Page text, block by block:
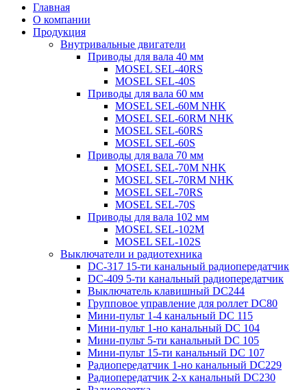
Главная
О компании
Продукция
Внутривальные двигатели
Приводы для вала 40 мм
MOSEL SEL-40RS
MOSEL SEL-40S
Приводы для вала 60 мм
MOSEL SEL-60M NHK
MOSEL SEL-60RM NHK
MOSEL SEL-60RS
MOSEL SEL-60S
Приводы для вала 70 мм
MOSEL SEL-70M NHK
MOSEL SEL-70RM NHK
MOSEL SEL-70RS
MOSEL SEL-70S
Приводы для вала 102 мм
MOSEL SEL-102M
MOSEL SEL-102S
Выключатели и радиотехника
DC-317 15-ти канальный радиопередатчик
DC-409 5-ти канальный радиопередатчик
Выключатель клавишный DC244
Групповое управление для роллет DC80
Мини-пульт 1-4 канальный DС 115
Мини-пульт 1-но канальный DС 104
Мини-пульт 5-ти канальный DС 105
Мини-пульт 15-ти канальный DС 107
Радиопередатчик 1-но канальный DC229
Радиопередатчик 2-х канальный DC230